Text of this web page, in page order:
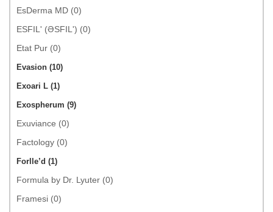
EsDerma MD (0)
ESFIL' (ƏSFIL') (0)
Etat Pur (0)
Evasion (10)
Exoari L (1)
Exospherum (9)
Exuviance (0)
Factology (0)
Forlle’d (1)
Formula by Dr. Lyuter (0)
Framesi (0)